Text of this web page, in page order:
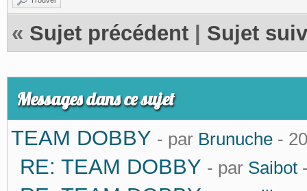
« Sujet précédent Sujet
Messages dans ce sujet
TEAM DOBBY - par Brunuche -
RE: TEAM DOBBY - par Saibot